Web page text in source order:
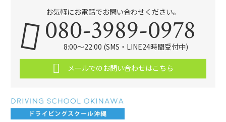
お気軽にお電話でお問い合わせください。
080-3989-0978
8:00～22:00 (SMS・LINE24時間受付中)
メールでのお問い合わせはこちら